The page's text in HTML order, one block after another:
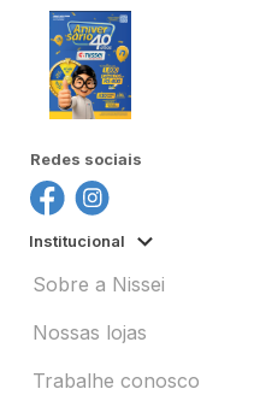
Redes sociais
Institucional
Sobre a Nissei
Nossas lojas
Trabalhe conosco